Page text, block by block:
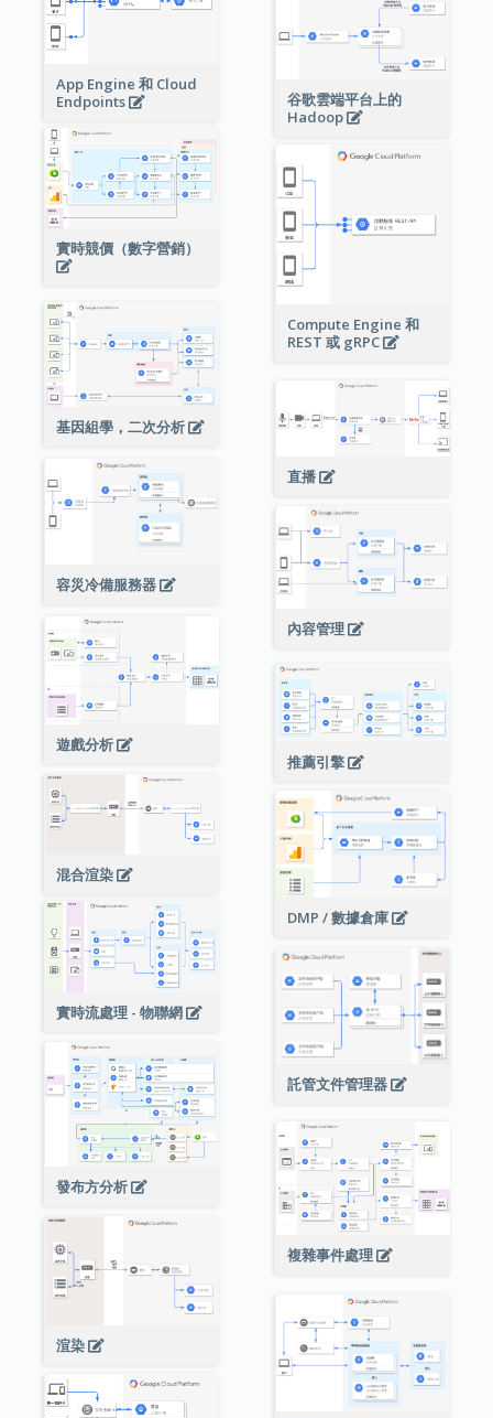
App Engine 和 Cloud
Endpoints
谷歌雲端平台上的
Hadoop
實時競價（數字營銷）
Compute Engine 和
REST 或 gRPC
基因組學，二次分析
直播
容災冷備服務器
內容管理
遊戲分析
推薦引擎
混合渲染
DMP / 數據倉庫
實時流處理 - 物聯網
託管文件管理器
發布方分析
複雜事件處理
渲染